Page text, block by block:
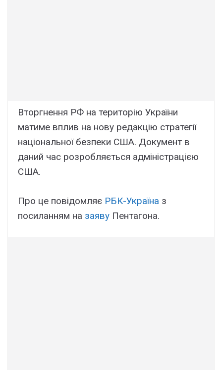
Вторгнення РФ на територію України
матиме вплив на нову редакцію стратегії
національної безпеки США. Документ в
даний час розробляється адміністрацією
США.
Про це повідомляє РБК-Україна з
посиланням на заяву Пентагона.